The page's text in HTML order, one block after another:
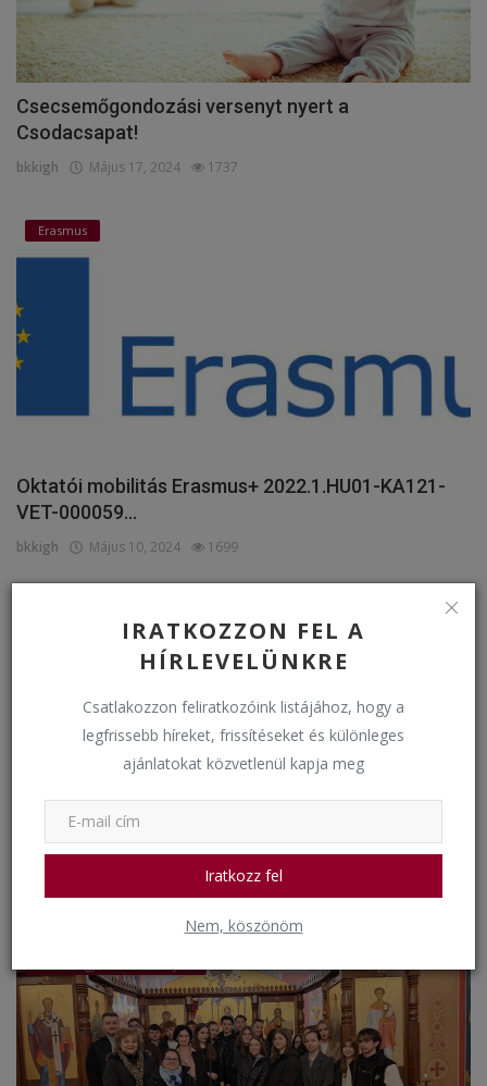
IRATKOZZON FEL A
HÍRLEVELÜNKRE
Csatlakozzon feliratkozóink listájához, hogy a
legfrissebb híreket, frissítéseket és különleges
ajánlatokat közvetlenül kapja meg
Iratkozz fel
Nem, köszönöm
Csecsemőgondozási versenyt nyert a
Csodacsapat!
bkkigh Május 17, 2024 1737
Erasmus
Oktatói mobilitás Erasmus+ 2022.1.HU01-KA121-
VET-000059...
bkkigh Május 10, 2024 1699
Virágvasárnapi keresztútjáráson
bkkigh Március 24, 2024 1492